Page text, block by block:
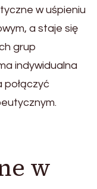
w uśpieniu
a staje się
grup
indywidualna
połączyć
w